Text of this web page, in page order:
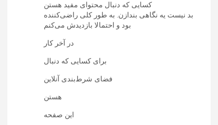
کسایی که دنبال محتوای مفید هستن
بد نیست یه نگاهی بندازن. به طور کلی راضی‌کننده
بود و احتمالا بازدیدش می‌کنم
در آخر کار
برای کسایی که دنبال
فضای شرط‌بندی آنلاین
هستن
این صفحه